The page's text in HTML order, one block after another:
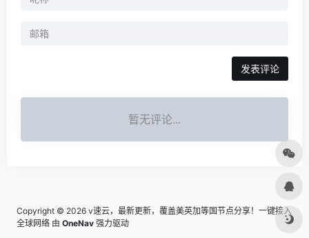
发表评论
暂无评论...
Copyright © 2026 v速云，最新更新，覆盖美英加等国节点分享！一键接入
全球网络 由 OneNav 强力驱动